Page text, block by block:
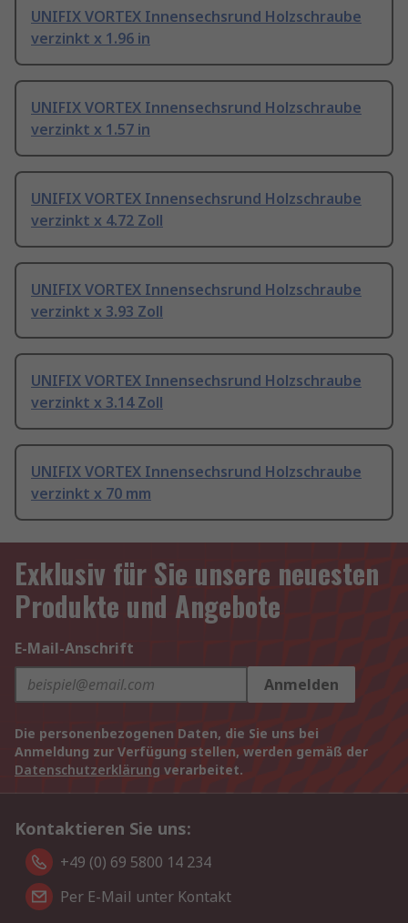
UNIFIX VORTEX Innensechsrund Holzschraube
verzinkt x 1.96 in
UNIFIX VORTEX Innensechsrund Holzschraube
verzinkt x 1.57 in
UNIFIX VORTEX Innensechsrund Holzschraube
verzinkt x 4.72 Zoll
UNIFIX VORTEX Innensechsrund Holzschraube
verzinkt x 3.93 Zoll
UNIFIX VORTEX Innensechsrund Holzschraube
verzinkt x 3.14 Zoll
UNIFIX VORTEX Innensechsrund Holzschraube
verzinkt x 70 mm
Exklusiv für Sie unsere neuesten
Produkte und Angebote
E-Mail-Anschrift
Anmelden
Die personenbezogenen Daten, die Sie uns bei
Anmeldung zur Verfügung stellen, werden gemäß der
Datenschutzerklärung verarbeitet.
Kontaktieren Sie uns:
+49 (0) 69 5800 14 234
Per E-Mail unter Kontakt